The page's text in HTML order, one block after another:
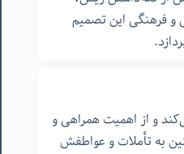
و فرهنگی این تصمیم
و از اهمیت همراهی و
به تأملات و عواطفش